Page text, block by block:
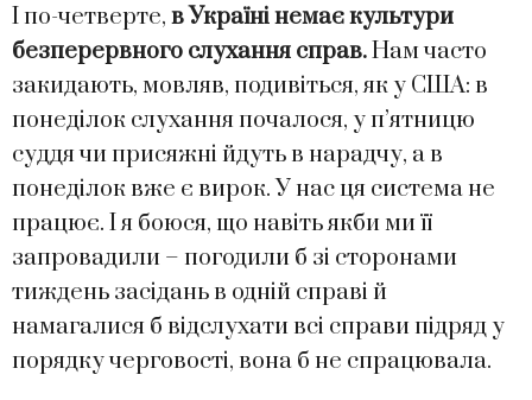
І по-четверте, в Україні немає культури
безперервного слухання справ.Нам часто
закидають, мовляв, подивіться, як у США: в
понеділок слухання почалося, у п’ятницю
суддя чи присяжні йдуть в нарадчу, а в
понеділок вже є вирок. У нас ця система не
працює. І я боюся, що навіть якби ми її
запровадили – погодили б зі сторонами
тиждень засідань в одній справі й
намагалися б відслухати всі справи підряд у
порядку черговості, вона б не спрацювала.